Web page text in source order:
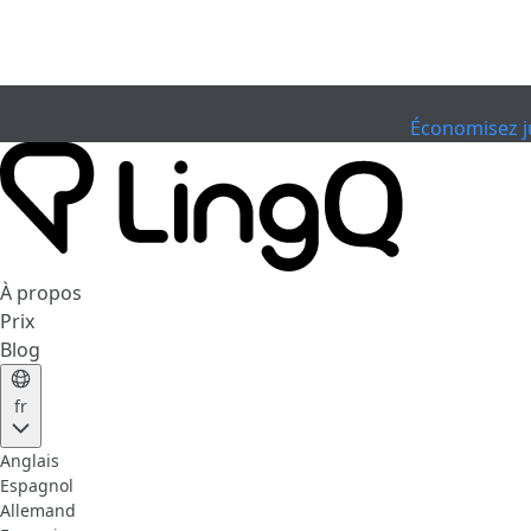
Économisez
À propos
Prix
Blog
fr
Anglais
Espagnol
Allemand